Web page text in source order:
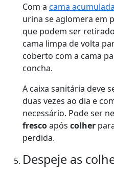
Com a cama acumulada
urina se aglomera em
que podem ser
cama limpa de volta
coberto com a cama
concha.
A caixa sanitária deve
duas vezes ao dia e
necessário. Pode ser
frescoapós colher
perdida.
Despeje as